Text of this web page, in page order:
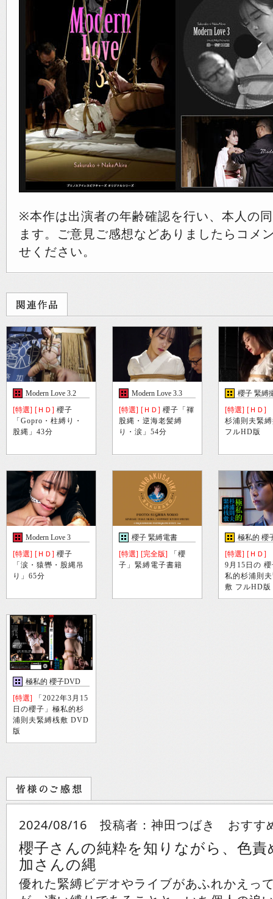
※本作は出演者の年齢確認を行い、本人の
ます。ご意見ご感想などありましたらコメ
せください。
Modern Love 3.2
[特選] [ＨＤ] 櫻子
「Gopro・柱縛り・
股縄」43分
Modern Love 3.3
[特選] [ＨＤ] 櫻子「褌
股縄・逆海老髪縛
り・涙」54分
櫻子 緊縛
[特選] [ＨＤ]
杉浦則夫緊
フルHD版
Modern Love 3
[特選] [ＨＤ] 櫻子
「涙・猿轡・股縄吊
り」65分
櫻子 緊縛電書
[特選] [完全版] 「櫻
子」緊縛電子書籍
極私的 櫻
[特選] [ＨＤ]
9月15日の
私的杉浦則
敷 フルHD版
極私的 櫻子DVD
[特選] 「2022年3月15
日の櫻子」極私的杉
浦則夫緊縛桟敷 DVD
版
2024/08/16 投稿者：神田つばき おすす
櫻子さんの純粋を知りながら、色
加さんの縄
優れた緊縛ビデオやライブがあふれかえっ